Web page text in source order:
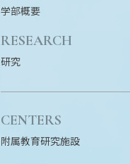
学部概要
RESEARCH
研究
CENTERS
附属教育研究施設